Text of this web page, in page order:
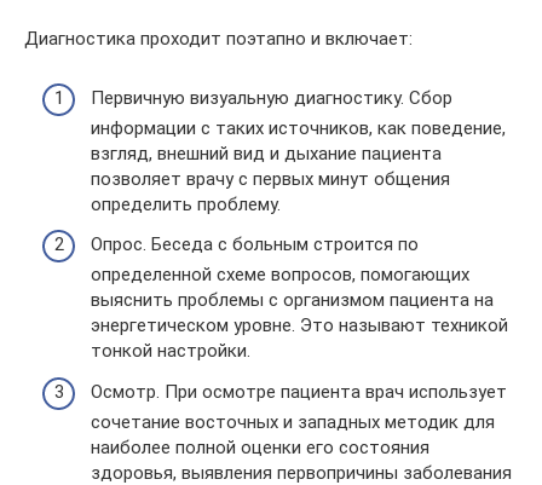
Диагностика проходит поэтапно и включает:
Первичную визуальную диагностику. Сбор
информации с таких источников, как поведение,
взгляд, внешний вид и дыхание пациента
позволяет врачу с первых минут общения
определить проблему.
Опрос. Беседа с больным строится по
определенной схеме вопросов, помогающих
выяснить проблемы с организмом пациента на
энергетическом уровне. Это называют техникой
тонкой настройки.
Осмотр. При осмотре пациента врач использует
сочетание восточных и западных методик для
наиболее полной оценки его состояния
здоровья, выявления первопричины заболевания